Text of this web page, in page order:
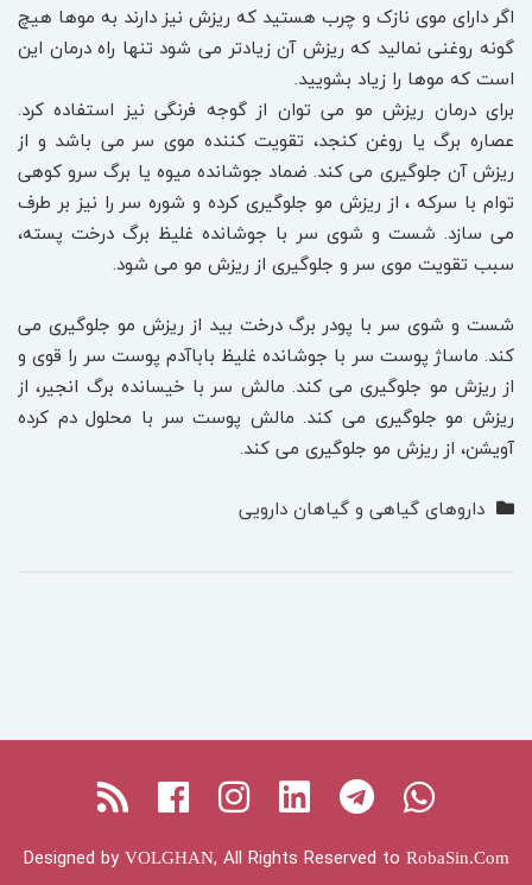
اگر دارای موی نازک و چرب هستید که ریزش نیز دارند به موها هیچ
گونه روغنی نمالید که ریزش آن زیادتر می شود تنها راه درمان این
است که موها را زیاد بشویید.
برای درمان ریزش مو می توان از گوجه فرنگی نیز استفاده کرد.
عصاره برگ یا روغن کنجد، تقویت کننده موی سر می باشد و از
ریزش آن جلوگیری می کند. ضماد جوشانده میوه یا برگ سرو کوهی
توام با سرکه ، از ریزش مو جلوگیری کرده و شوره سر را نیز بر طرف
می سازد. شست و شوی سر با جوشانده غلیظ برگ درخت پسته،
سبب تقویت موی سر و جلوگیری از ریزش مو می شود.
شست و شوی سر با پودر برگ درخت بید از ریزش مو جلوگیری می
کند. ماساژ پوست سر با جوشانده غلیظ باباآدم پوست سر را قوی و
از ریزش مو جلوگیری می کند. مالش سر با خیسانده برگ انجیر، از
ریزش مو جلوگیری می کند. مالش پوست سر با محلول دم کرده
آویشن، از ریزش مو جلوگیری می کند.
داروهای گیاهی و گیاهان دارویی
Whatsapp
Telegram
Linkedin
Instagram
Facebook
RSS
Designed by VOLGHAN, All Rights Reserved to RobaSin.Com